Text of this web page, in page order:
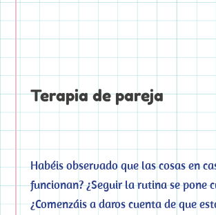
Terapia de pareja
Habéis observado que las cosas en
funcionan? ¿Seguir la rutina se pone
¿Comenzáis a daros cuenta de que